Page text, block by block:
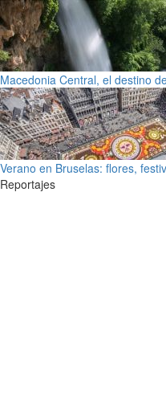
Macedonia Central, el destino
Verano en Bruselas: flores,
Reportajes